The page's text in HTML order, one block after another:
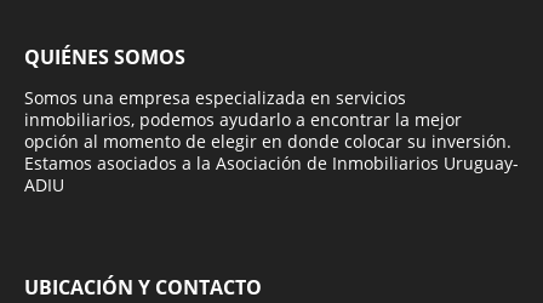
QUIÉNES SOMOS
Somos una empresa especializada en servicios
inmobiliarios, podemos ayudarlo a encontrar la mejor
opción al momento de elegir en donde colocar su inversión.
Estamos asociados a la Asociación de Inmobiliarios Uruguay-
ADIU
UBICACIÓN Y CONTACTO